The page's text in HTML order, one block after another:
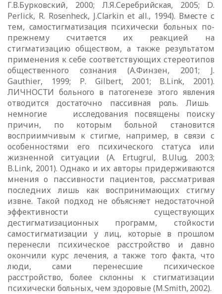
Г.В.Бурковский, 2000; Л.Я.Серебрийская, 2005; D.
Perlick, R. Rosenheck, J.Clarkin et all., 1994). Вместе с
тем, самостигматизация психически больных по-
прежнему считается их реакцией на
стигматизацию обществом, а также результатом
применения к себе соответствующих стереотипов
общественного сознания (А.Финзен, 2001; J.
Gauthier, 1999; P. Gilbert, 2001; B.Link, 2001).
ЛИЧНОСТИбольного в патогенезе этого явления
отводится достаточно пассивная роль. Лишь
немногие исследования посвящены поиску
причин, по которым больной становится
восприимчивым кстигме, например, в связи с
особенностями его психического статуса или
жизненной ситуации (А. Еrtugrul, В.Ulug, 2003;
B.Link, 2001). Однако и их авторы придерживаются
мнения о пассивности пациентов, рассматривая
последних лишь как воспринимающих стигму
извне. Такой подход не объясняет недостаточной
эффективности существующих
дестигматизационных программ, стойкости
самостигматизации у лиц, которые в прошлом
перенесли психическое расстройство и давно
окончили курс лечения, а также того факта, что
люди, сами перенесшие психическое
расстройство, более склонны к стигматизации
психически больных, чем здоровые (М.Smith, 2002).